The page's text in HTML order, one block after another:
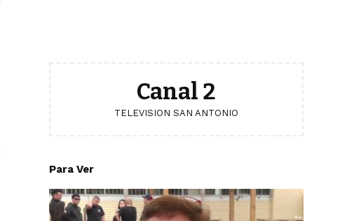
Canal 2
TELEVISION SAN ANTONIO
Para Ver